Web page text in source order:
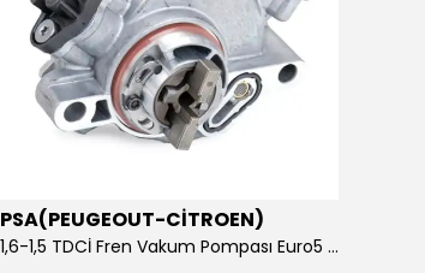
PSA(PEUGEOUT-CİTROEN)
1,6-1,5 TDCİ Fren Vakum Pompası Euro5 2013-2018 | ORİJİNAL